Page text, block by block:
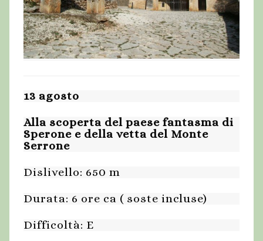
13 agosto
Alla scoperta del paese fantasma di
Sperone e della vetta del Monte
Serrone
Dislivello: 650 m
Durata: 6 ore ca ( soste incluse)
Difficoltà: E